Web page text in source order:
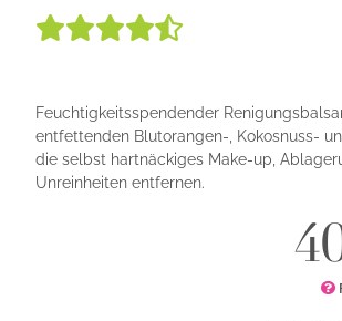
Feuchtigkeitsspendender
entfettenden Blutorangen-, Kokosnuss-
die selbst hartnäckiges Make-up,
Unreinheiten entfernen.